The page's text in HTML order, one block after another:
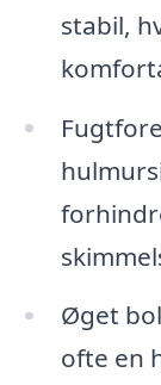
stabil,
Øget
ofte en